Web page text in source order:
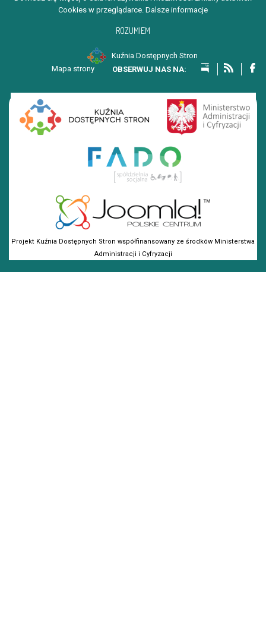
Cookies w przeglądarce. Dalsze informacje
ROZUMIEM
Kuźnia Dostępnych Stron
Mapa strony
Projekt Kuźnia Dostępnych Stron współfinansowany ze środków Ministerstwa
Administracji i Cyfryzacji